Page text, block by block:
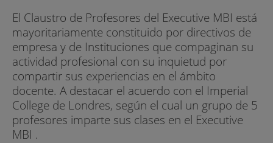
El Claustro de Profesores del Executive MBI está
mayoritariamente constituido por directivos de
empresa y de Instituciones que compaginan su
actividad profesional con su inquietud por
compartir sus experiencias en el ámbito
docente. A destacar el acuerdo con el Imperial
College de Londres, según el cual un grupo de 5
profesores imparte sus clases en el Executive
MBI .